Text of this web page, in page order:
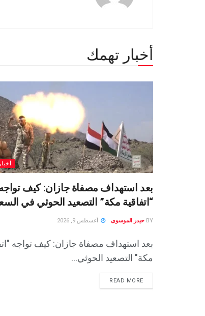
أخبار تهمك
بعد استهداف مصفاة جازان: كيف
“اتفاقية مكة” التصعيد الحوثي في
BY حيدر الموسوى أغسطس 9, 2026
بعد استهداف مصفاة جازان: كيف تواجه
مكة" التصعيد الحوثي...
READ MORE